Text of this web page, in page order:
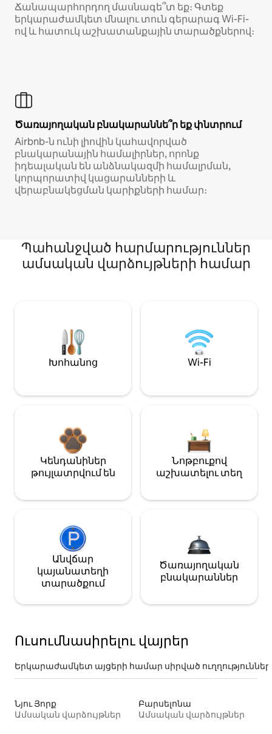
Ճանապարհորդող մասնագե՞տ եք։ Գտեք
երկարաժամկետ մնալու տուն գերարագ Wi-Fi-
ով և հատուկ աշխատանքային տարածքներով։
Ծառայողական բնակարաննե՞ր եք փնտրում
Airbnb-ն ունի լիովին կահավորված
բնակարանային համալիրներ, որոնք
իդեալական են անձնակազմի համալրման,
կորպորատիվ կացարանների և
վերաբնակեցման կարիքների համար։
Պահանջված հարմարություններ
ամսական վարձույթների համար
Խոհանոց Wi-Fi
Կենդանիներ
թույլատրվում են
Նոթբուքով
աշխատելու տեղ
Անվճար
կայանատեղի
տարածքում
Ծառայողական
բնակարաններ
Ուսումնասիրելու վայրեր
Երկարաժամկետ այցերի համար սիրված ուղղություններ
Նյու Յորք
Ամսական վարձույթներ
Բարսելոնա
Ամսական վարձույթներ